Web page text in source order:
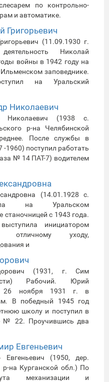
по контрольно-
и автоматике.
Григорьевич
(11.09.1930 г.
Николай
войны в 1942 году на
заповеднике.
на Уральский
Николаевич
Николаевич (1938 с.
р-на Челябинской
После службы в
1960) поступил работать
№ 14 ПАТ-7) водителем
(14.01.1928 с.
на Уральском
с 1943 года.
инициатором
отличному уходу,
и
(1931, г. Сим
Рабочий. Юрий
26 ноября 1931 г. в
В победный 1945 год
школу и поступил в
№ 22. Проучившись два
Евгеньевич
Евгеньевич (1950, дер.
р-на Курганской обл.) По
механизации и